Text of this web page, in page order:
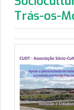
Trás-os-